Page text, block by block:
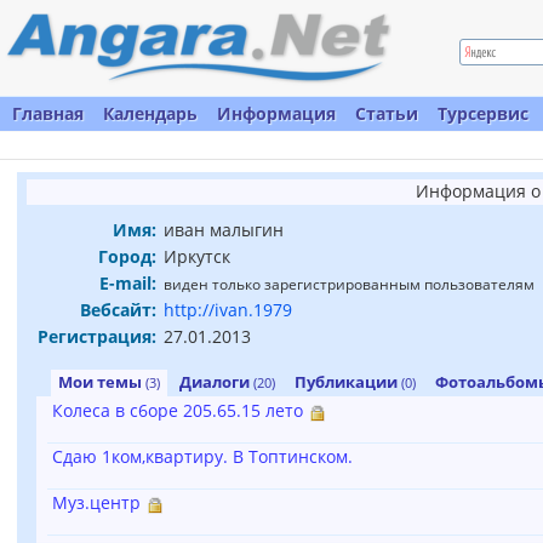
Главная Календарь Информация Статьи Турсервис
Информация о
Имя: иван малыгин
Город: Иркутск
E-mail: виден только зарегистрированным пользователям
Вебсайт: http://ivan.1979
Регистрация: 27.01.2013
Мои темы (3) Диалоги (20) Публикации (0)
Колеса в с6оре 205.65.15 лето
Сдаю 1ком,квартиру. В Топтинском.
Муз.центр